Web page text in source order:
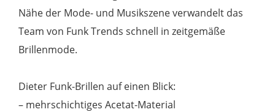
Nähe der Mode- und Musikszene verwandelt das
Team von Funk Trends schnell in zeitgemäße
Brillenmode.
Dieter Funk-Brillen auf einen Blick:
– mehrschichtiges Acetat-Material